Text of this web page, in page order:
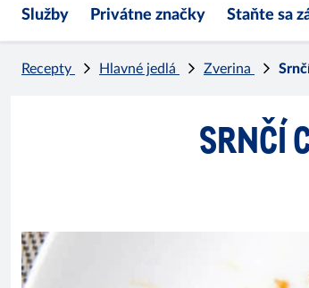
Služby Privátne značky Staňte sa
Recepty Hlavné jedlá Zverina
SRNČÍ